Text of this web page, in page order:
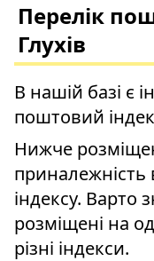
Перелік
Глухів
В нашій базі є
поштовий
Нижче
приналежність
індексу. Варто
розміщені на
різні індекси.